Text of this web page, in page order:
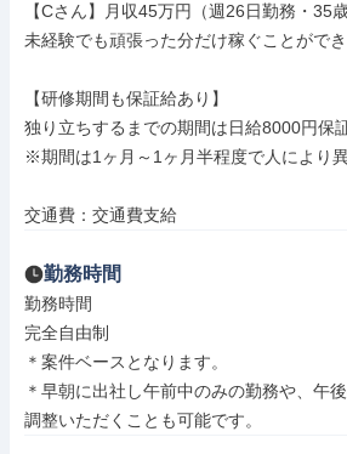
【Cさん】月収45万円（週26日勤務・35歳
未経験でも頑張った分だけ稼ぐことができ
【研修期間も保証給あり】
独り立ちするまでの期間は日給8000円保
※期間は1ヶ月～1ヶ月半程度で人により異
交通費：交通費支給
勤務時間
勤務時間
完全自由制
＊案件ベースとなります。
＊早朝に出社し午前中のみの勤務や、午
調整いただくことも可能です。